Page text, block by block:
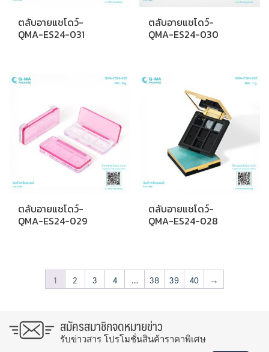
ตลับอายแชโดว์-
QMA-ES24-031
ตลับอายแชโดว์-
QMA-ES24-030
ตลับอายแชโดว์-
QMA-ES24-029
ตลับอายแชโดว์-
QMA-ES24-028
1 2 3 4 … 38 39 40 →
สมัครสมาชิกจดหมายข่าว
รับข่าวสาร โปรโมชั่นสินค้าราคาพิเศษ